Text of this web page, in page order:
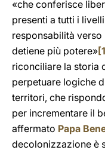
«che conferisce
presenti a tutti i
responsabilità
detiene più potere»
riconciliare la storia
perpetuare logiche
territori, che
per incrementare il
affermato Papa
decolonizzazione è